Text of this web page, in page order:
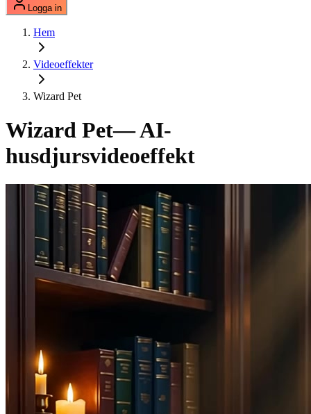
Logga in
Hem
Videoeffekter
Wizard Pet
Wizard Pet— AI-
husdjursvideoeffekt